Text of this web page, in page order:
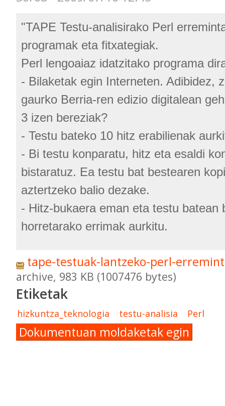
"TAPE Testu-analisirako Perl
programak eta fitxategiak.
Perl lengoaiaz idatzitako programa
- Bilaketak egin Interneten. Adibidez,
gaurko Berria-ren edizio digitalean
3 izen bereziak?
- Testu bateko 10 hitz erabilienak
- Bi testu konparatu, hitz eta esaldi
bistaratuz. Ea testu bat bestearen
aztertzeko balio dezake.
- Hitz-bukaera eman eta testu batean
horretarako errimak aurkitu.
tape-testuak-lantzeko-perl-
archive, 983 KB (1007476 bytes)
Etiketak
hizkuntza_teknologia testu-analisia Perl
Dokumentuan moldaketak egin